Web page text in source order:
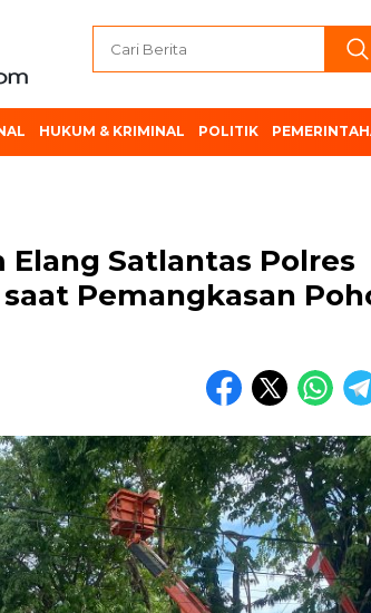
HUKUM & KRIMINAL POLITIK
Satlantas Polres
Pemangkasan